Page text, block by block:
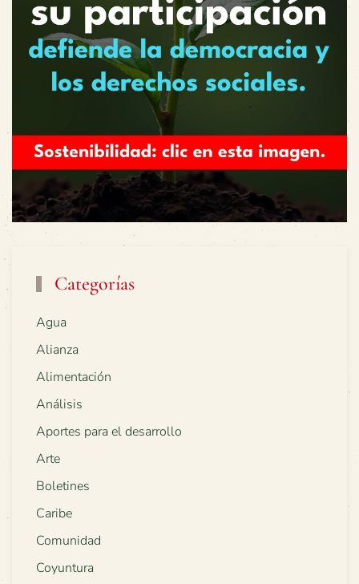
Categorías
Agua
Alianza
Alimentación
Análisis
Aportes para el desarrollo
Arte
Boletines
Caribe
Comunidad
Coyuntura